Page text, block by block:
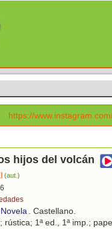
https://
hijos del volcán
(aut.)
Novela. Castellano.
rústica; 1ª ed., 1ª imp.;